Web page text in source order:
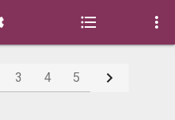
 
3 4 5 